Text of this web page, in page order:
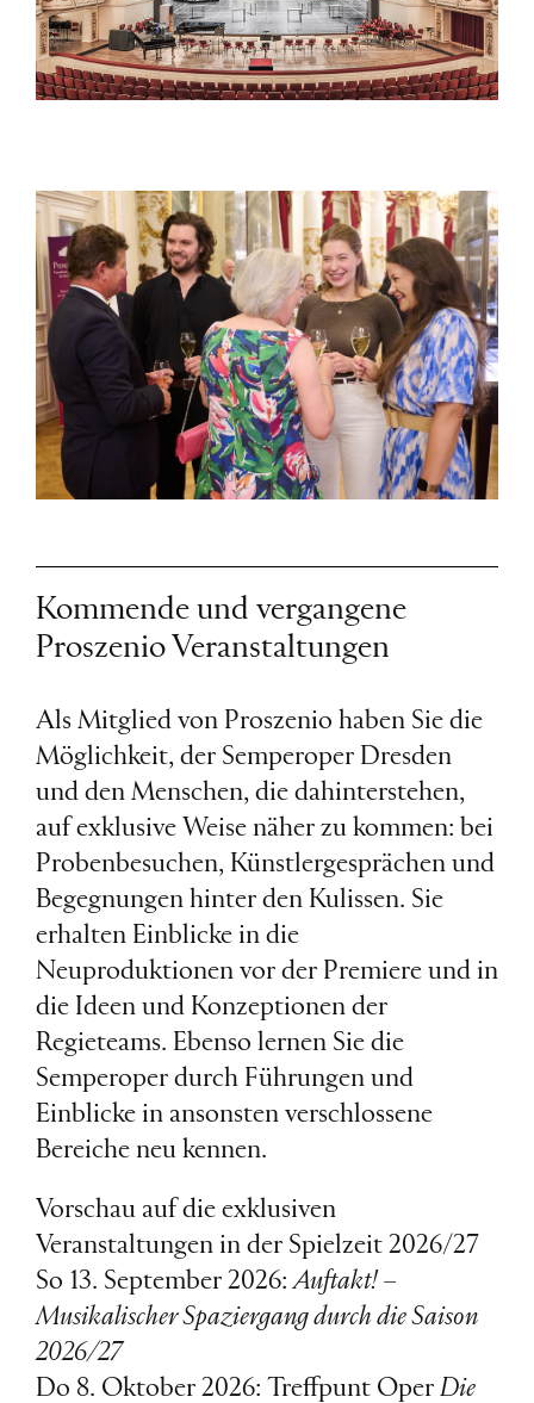
Kommende und vergangene
Proszenio Veranstaltungen
Als Mitglied von Proszenio haben Sie die
Möglichkeit, der Semperoper Dresden
und den Menschen, die dahinterstehen,
auf exklusive Weise näher zu kommen: bei
Probenbesuchen, Künstlergesprächen und
Begegnungen hinter den Kulissen. Sie
erhalten Einblicke in die
Neuproduktionen vor der Premiere und in
die Ideen und Konzeptionen der
Regieteams. Ebenso lernen Sie die
Semperoper durch Führungen und
Einblicke in ansonsten verschlossene
Bereiche neu kennen.
Vorschau auf die exklusiven
Veranstaltungen in der Spielzeit 2026/27
So 13. September 2026:Auftakt! –
Musikalischer Spaziergang durch die Saison
2026/27
Do 8. Oktober 2026: Treffpunt Oper Die